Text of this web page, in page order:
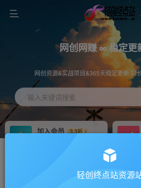
网创网赚 ∞ 稳定更
网创资源&实战项目&365天稳定更新 站
输入关键词搜索
加入会员
3.3折
推广返佣高达70%轻创终点站资源